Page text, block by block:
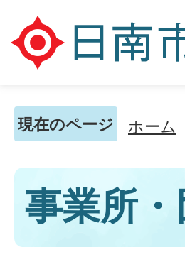
現在のページ ホーム
事業所